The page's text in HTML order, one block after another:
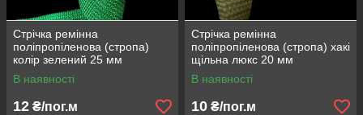
Стрічка ремінна
поліпропіленова (стропа)
колір зелений 25 мм
В наявності
12 ₴/пог.м
Стрічка ремінна
поліпропіленова (стропа) хакі
щільна люкс 20 мм
В наявності
10 ₴/пог.м